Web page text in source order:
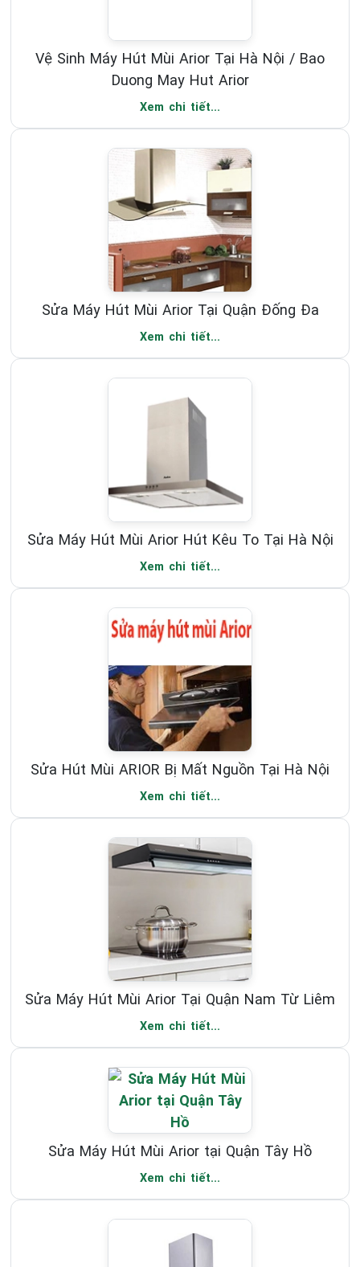
Vệ Sinh Máy Hút Mùi Arior Tại Hà Nội / Bao
Duong May Hut Arior
Xem chi tiết...
Sửa Máy Hút Mùi Arior Tại Quận Đống Đa
Xem chi tiết...
Sửa Máy Hút Mùi Arior Hút Kêu To Tại Hà Nội
Xem chi tiết...
Sửa Hút Mùi ARIOR Bị Mất Nguồn Tại Hà Nội
Xem chi tiết...
Sửa Máy Hút Mùi Arior Tại Quận Nam Từ Liêm
Xem chi tiết...
Sửa Máy Hút Mùi Arior tại Quận Tây Hồ
Xem chi tiết...